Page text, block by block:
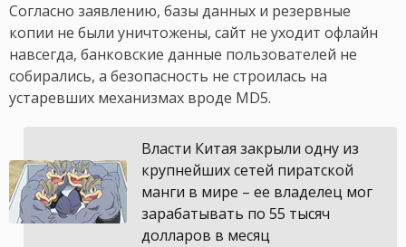
Согласно заявлению, базы данных и резервные
копии не были уничтожены, сайт не уходит офлайн
навсегда, банковские данные пользователей не
собирались, а безопасность не строилась на
устаревших механизмах вроде MD5.
Власти Китая закрыли одну из
крупнейших сетей пиратской
манги в мире – ее владелец мог
зарабатывать по 55 тысяч
долларов в месяц